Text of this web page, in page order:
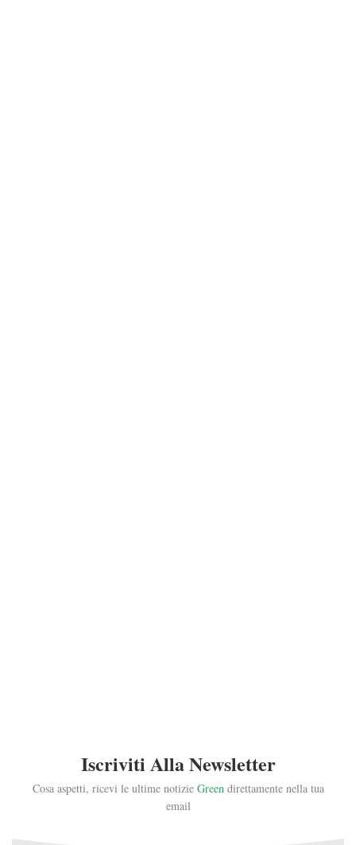
Iscriviti Alla Newsletter
Cosa aspetti, ricevi le ultime notizie Greendirettamente nella tua
email